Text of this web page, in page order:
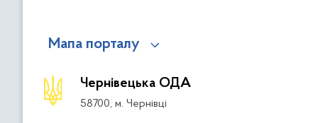
Мапа порталу
Чернівецька ОДА
58700, м. Чернівці